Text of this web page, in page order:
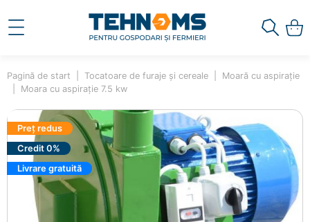
Pagină de start Tocatoare de furaje și cereale
Moară cu aspirație
Moara cu aspirație 7.5 kw
Preț redus
Credit 0%
Livrare gratuită